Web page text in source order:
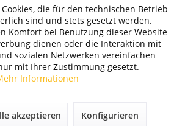
die für den technischen Betrieb
sind und stets gesetzt werden.
Komfort bei Benutzung dieser Website
dienen oder die Interaktion mit
sozialen Netzwerken vereinfachen
mit Ihrer Zustimmung gesetzt.
Informationen
akzeptieren Konfigurieren